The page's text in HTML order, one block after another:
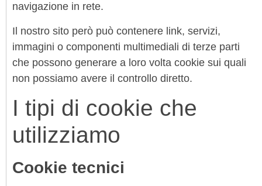
navigazione in rete.
Il nostro sito però può contenere link, servizi,
immagini o componenti multimediali di terze parti
che possono generare a loro volta cookie sui quali
non possiamo avere il controllo diretto.
I tipi di cookie che
utilizziamo
Cookie tecnici